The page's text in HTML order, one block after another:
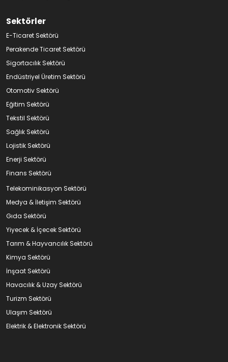
Sektörler
E-Ticaret Sektörü
Perakende Ticaret Sektörü
Sigortacılık Sektörü
Endüstriyel Üretim Sektörü
Otomotiv Sektörü
Eğitim Sektörü
Tekstil Sektörü
Sağlık Sektörü
Lojistik Sektörü
Enerji Sektörü
Finans Sektörü
Telekominikasyon Sektörü
Medya & İletişim Sektörü
Gıda Sektörü
Yiyecek & İçecek Sektörü
Tarım & Hayvancılık Sektörü
Kimya Sektörü
İnşaat Sektörü
Havacılık & Uzay Sektörü
Turizm Sektörü
Ulaşım Sektörü
Elektrik & Elektronik Sektörü